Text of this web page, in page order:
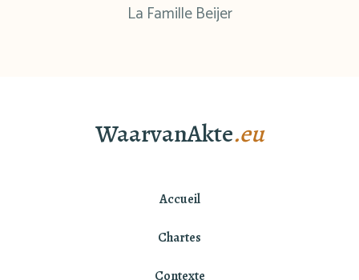
La Famille Beijer
WaarvanAkte.eu
Accueil
Chartes
Contexte